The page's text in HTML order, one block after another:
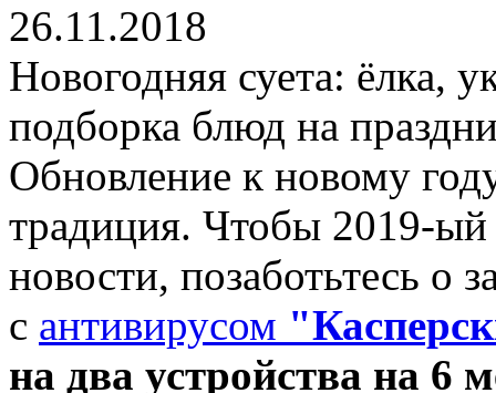
26.11.2018
Новогодняя суета: ёлка,
подборка блюд на
Обновление к новому
традиция. Чтобы 2019-
новости, позаботьтесь о
с антивирусом
на два устройства на 6